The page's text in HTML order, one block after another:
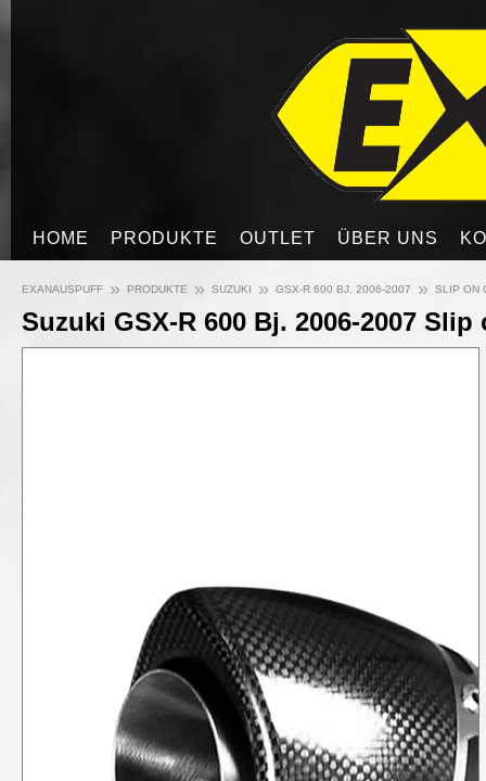
HOME PRODUKTE OUTLET ÜBER UNS
EXANAUSPUFF » PRODUKTE » SUZUKI » GSX-R 600 BJ. 2006-2007 » SLIP ON
Suzuki GSX-R 600 Bj. 2006-2007